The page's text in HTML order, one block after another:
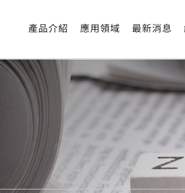
產品介紹 應用領域 最新消息